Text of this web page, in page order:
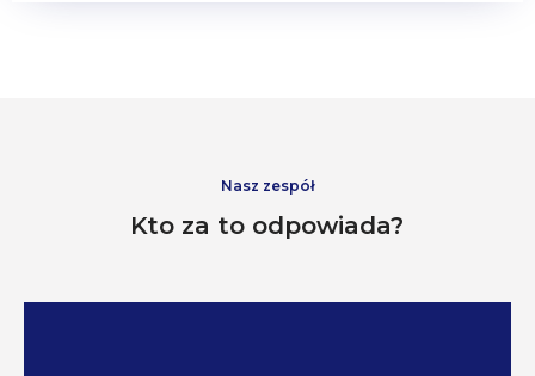
Nasz zespół
Kto za to odpowiada?